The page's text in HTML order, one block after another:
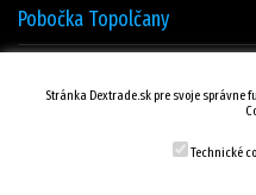
Pobočka Topolčany
Stránka Dextrade.sk pre svoje správne
Technické